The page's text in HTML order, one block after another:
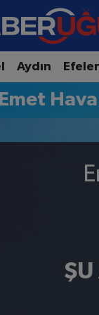
Aydın Efeler
Emet
ŞU
Eczaneler